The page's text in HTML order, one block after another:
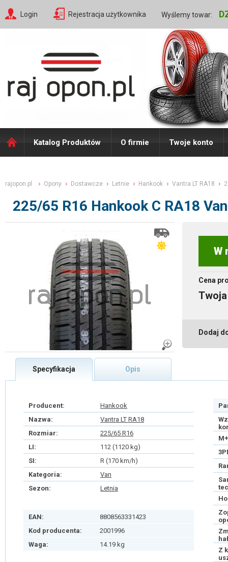
Login Rejestracja użytkownika Wyślemy towar:
Katalog Produktów O firmie Twoje konto
rajopon.pl Opony Dostawcze Letnie Hankook Vantra LT RA18
225/65 R16 Hankook C RA18
W
Cena
Dodaj
Specyfikacja Opis
Producent:
Hankook
Nazwa:
Vantra LT RA18
Rozmiar:
225/65 R16
LI:
112 (1120 kg)
SI:
R (170 km/h)
Kategoria:
Van
Sezon:
Letnia
EAN:
8808563331423
Kod producenta:
2001996
Waga:
14.19 kg
Z